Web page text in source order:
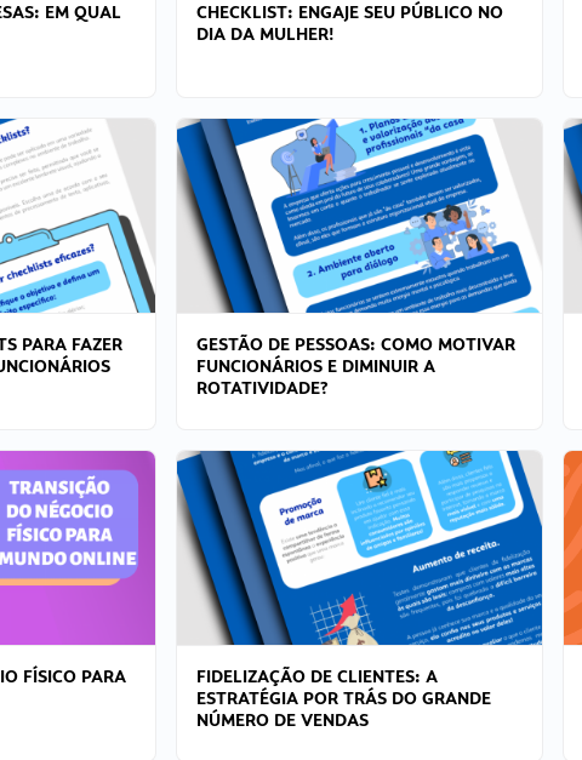
EM QUAL
CHECKLIST: ENGAJE SEU PÚBLICO NO
DIA DA MULHER!
PARA FAZER
GESTÃO DE PESSOAS: COMO MOTIVAR
FUNCIONÁRIOS E DIMINUIR A
ROTATIVIDADE?
FÍSICO PARA
FIDELIZAÇÃO DE CLIENTES: A
ESTRATÉGIA POR TRÁS DO GRANDE
NÚMERO DE VENDAS